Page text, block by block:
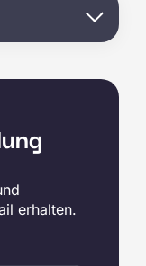
erhalten.